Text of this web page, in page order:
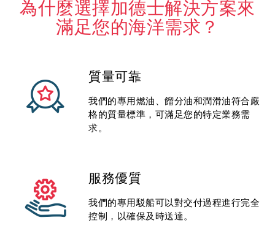
為什麼選擇加德士解決方案來
滿足您的海洋需求？
質量可靠
我們的專用燃油、餾分油和潤滑油符合嚴
格的質量標準，可滿足您的特定業務需
求。
服務優質
我們的專用駁船可以對交付過程進行完全
控制，以確保及時送達。